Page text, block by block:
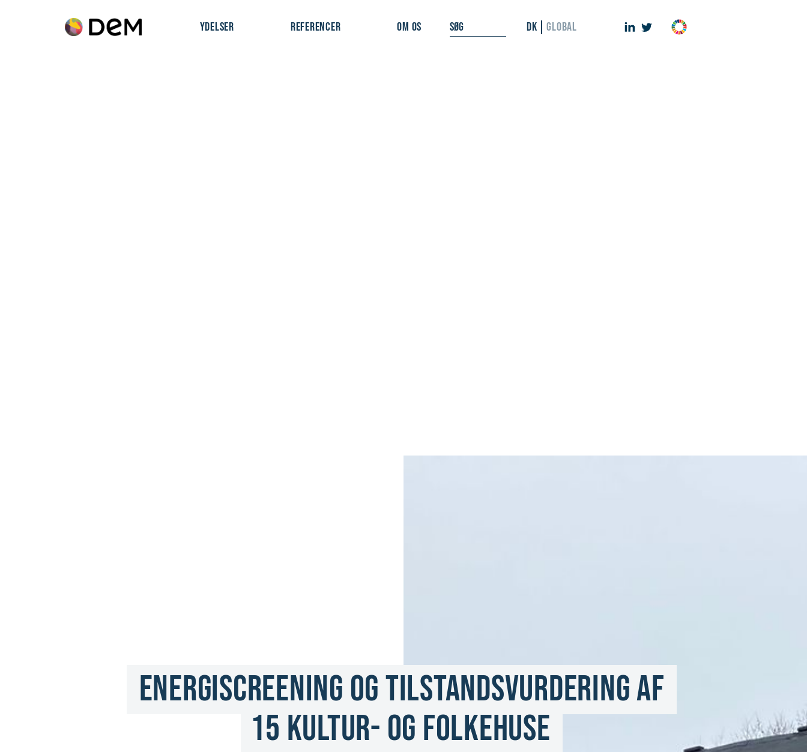
YDELSER REFERENCER OM OS DK GLOBAL
ENERGISCREENING OG TILSTANDSVURDERING AF
15 KULTUR- OG FOLKEHUSE